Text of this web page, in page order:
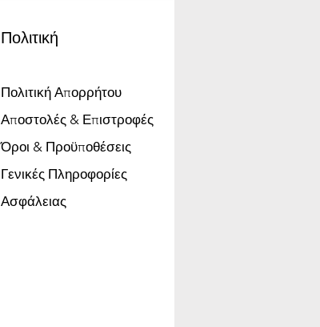
Πολιτική
Πολιτική Απορρήτου
Αποστολές & Επιστροφές
Όροι & Προϋποθέσεις
Γενικές Πληροφορίες
Ασφάλειας